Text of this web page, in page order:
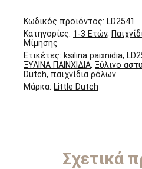
Κωδικός προϊόντος: LD2541
Κατηγορίες: 1-3 Ετών,
Μίμησης
Ετικέτες: ksilina paixnidia,
ΞΥΛΙΝΑ ΠΑΙΝΧΙΔΙΑ, Ξύλινο
Dutch, παιχνίδια ρόλων
Μάρκα: Little Dutch
Σχετικά